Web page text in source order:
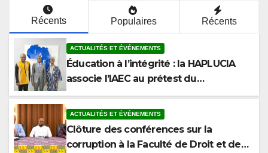
Récents Populaires Récents
ACTUALITÉS ET ÉVÉNEMENTS
Éducation à l’intégrité : la HAPLUCIA
associe l’IAEC au prétest du
programme anticorruption
ACTUALITÉS ET ÉVÉNEMENTS
Clôture des conférences sur la
corruption à la Faculté de Droit et des
Sciences Politiques de l’Université de